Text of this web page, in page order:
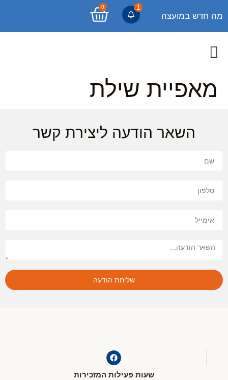
מה חדש במועצה
1
0
מאפיית שילת
השאר הודעה ליצירת קשר
שליחת הודעה
שעות פעילות המזכירות